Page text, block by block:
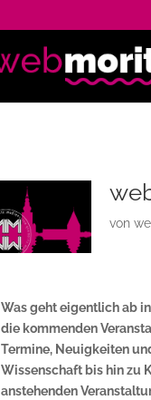
von
Was geht eigentlich ab
die kommenden
Termine, Neuigkeiten
Wissenschaft bis hin zu
anstehenden